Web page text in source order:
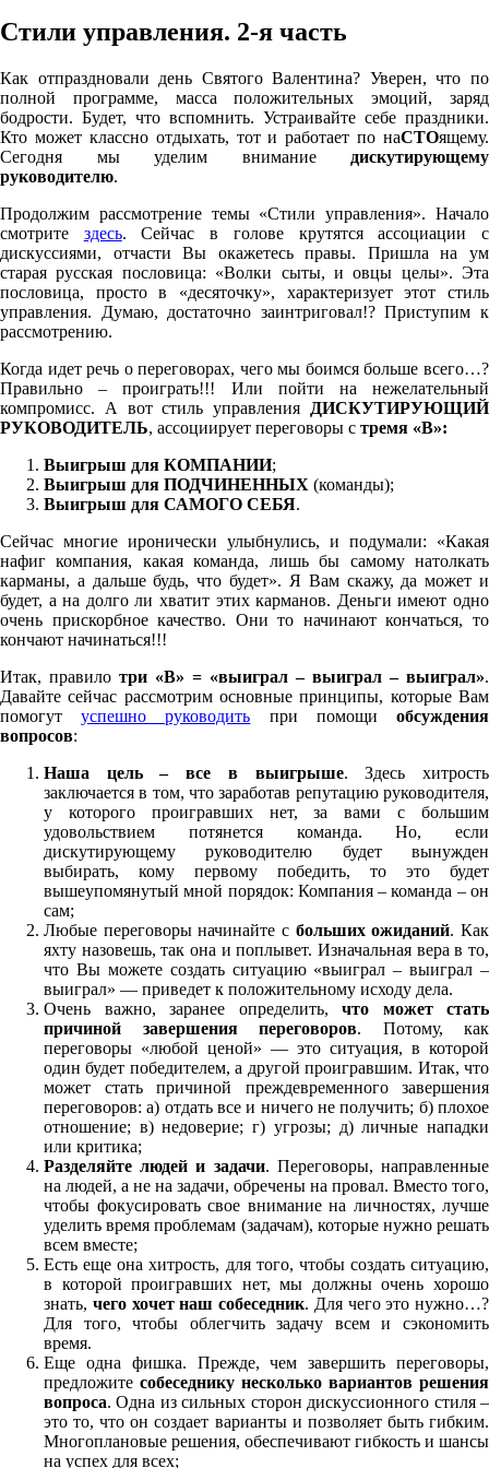
Стили управления. 2-я часть
Как отпраздновали день Святого Валентина? Уверен, что по
полной программе, масса положительных эмоций, заряд
бодрости. Будет, что вспомнить. Устраивайте себе праздники.
Кто может классно отдыхать, тот и работает по наСТОящему.
Сегодня мы уделим внимание дискутирующему
руководителю.
Продолжим рассмотрение темы «Стили управления». Начало
смотрите здесь. Сейчас в голове крутятся ассоциации с
дискуссиями, отчасти Вы окажетесь правы. Пришла на ум
старая русская пословица: «Волки сыты, и овцы целы». Эта
пословица, просто в «десяточку», характеризует этот стиль
управления. Думаю, достаточно заинтриговал!? Приступим к
рассмотрению.
Когда идет речь о переговорах, чего мы боимся больше всего…?
Правильно – проиграть!!! Или пойти на нежелательный
компромисс. А вот стиль управления
ДИСКУТИРУЮЩИЙ
РУКОВОДИТЕЛЬ, ассоциирует переговоры с тремя «В»:
Выигрыш для КОМПАНИИ;
Выигрыш для ПОДЧИНЕННЫХ (команды);
Выигрыш для САМОГО СЕБЯ.
Сейчас многие иронически улыбнулись, и подумали: «Какая
нафиг компания, какая команда, лишь бы самому натолкать
карманы, а дальше будь, что будет». Я Вам скажу, да может и
будет, а на долго ли хватит этих карманов. Деньги имеют одно
очень прискорбное качество. Они то начинают кончаться, то
кончают начинаться!!!
Итак, правило три «В» = «выиграл – выиграл – выиграл».
Давайте сейчас рассмотрим основные принципы, которые Вам
помогутуспешно руководить при помощиобсуждения
вопросов:
Наша цель – все в выигрыше. Здесь хитрость
заключается в том, что заработав репутацию руководителя,
у которого проигравших нет, за вами с большим
удовольствием потянется команда. Но, если
дискутирующему руководителю будет вынужден
выбирать, кому первому победить, то это будет
вышеупомянутый мной порядок: Компания – команда – он
сам;
Любые переговоры начинайте с больших ожиданий. Как
яхту назовешь, так она и поплывет. Изначальная вера в то,
что Вы можете создать ситуацию «выиграл – выиграл –
выиграл» — приведет к положительному исходу дела.
Очень важно, заранее определить, что может стать
причиной завершения переговоров. Потому, как
переговоры «любой ценой» — это ситуация, в которой
один будет победителем, а другой проигравшим. Итак, что
может стать причиной преждевременного завершения
переговоров: а) отдать все и ничего не получить; б) плохое
отношение; в) недоверие; г) угрозы; д) личные нападки
или критика;
Разделяйте людей и задачи. Переговоры, направленные
на людей, а не на задачи, обречены на провал. Вместо того,
чтобы фокусировать свое внимание на личностях, лучше
уделить время проблемам (задачам), которые нужно решать
всем вместе;
Есть еще она хитрость, для того, чтобы создать ситуацию,
в которой проигравших нет, мы должны очень хорошо
знать, чего хочет наш собеседник. Для чего это нужно…?
Для того, чтобы облегчить задачу всем и сэкономить
время.
Еще одна фишка. Прежде, чем завершить переговоры,
предложите собеседнику несколько вариантов решения
вопроса. Одна из сильных сторон дискуссионного стиля –
это то, что он создает варианты и позволяет быть гибким.
Многоплановые решения, обеспечивают гибкость и шансы
на успех для всех;